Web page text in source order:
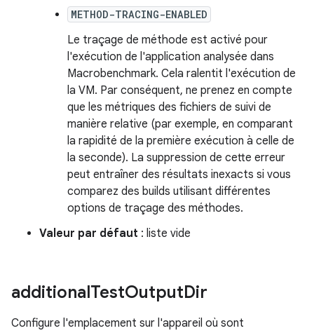
METHOD-TRACING-ENABLED
Le traçage de méthode est activé pour
l'exécution de l'application analysée dans
Macrobenchmark. Cela ralentit l'exécution de
la VM. Par conséquent, ne prenez en compte
que les métriques des fichiers de suivi de
manière relative (par exemple, en comparant
la rapidité de la première exécution à celle de
la seconde). La suppression de cette erreur
peut entraîner des résultats inexacts si vous
comparez des builds utilisant différentes
options de traçage des méthodes.
Valeur par défaut : liste vide
additionalTestOutputDir
Configure l'emplacement sur l'appareil où sont